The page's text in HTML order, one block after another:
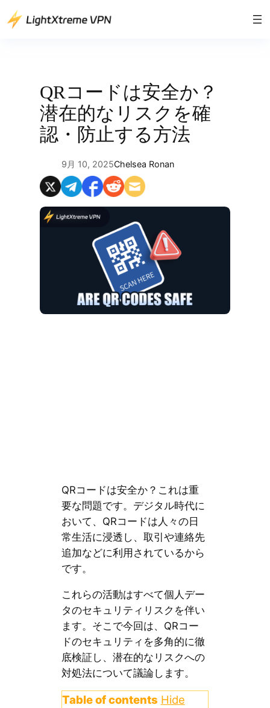
容
QRコードは安全か？
潜在的なリスクを確
認・防止する方法
9月 10, 2025Chelsea Ronan
QRコードは安全か？これは重
要な問題です。デジタル時代に
おいて、QRコードは人々の日
常生活に浸透し、取引や連絡先
追加などに利用されているから
です。
これらの活動はすべて個人デー
タのセキュリティリスクを伴い
ます。そこで今回は、QRコー
ドのセキュリティを多角的に徹
底検証し、潜在的なリスクへの
対処法について議論します。
Table of contents Hide